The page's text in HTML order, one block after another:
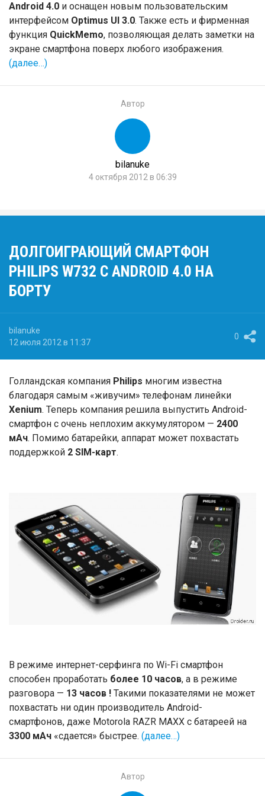
Android 4.0 и оснащен новым пользовательским
интерфейсом Optimus UI 3.0. Также есть и фирменная
функция QuickMemо, позволяющая делать заметки на
экране смартфона поверх любого изображения.
(далее…)
Автор
bilanuke
4 октября 2012 в 06:39
ДОЛГОИГРАЮЩИЙ СМАРТФОН
PHILIPS W732 С ANDROID 4.0 НА
БОРТУ
bilanuke
12 июля 2012 в 11:37
0
Голландская компания Philips многим известна
благодаря самым «живучим» телефонам линейки
Xenium. Теперь компания решила выпустить Android-
смартфон с очень неплохим аккумулятором — 2400
мАч. Помимо батарейки, аппарат может похвастать
поддержкой 2 SIM-карт.
В режиме интернет-серфинга по Wi-Fi смартфон
способен проработать более 10 часов, а в режиме
разговора — 13 часов ! Такими показателями не может
похвастать ни один производитель Android-
смартфонов, даже Motorola RAZR MAXX с батареей на
3300 мАч «сдается» быстрее. (далее…)
Автор